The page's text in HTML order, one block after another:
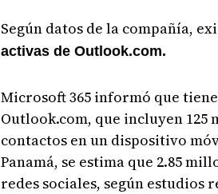
Según datos de la compañía,
activas de Outlook.com.
Microsoft 365 informó que
Outlook.com, que incluyen 125
contactos en un dispositivo
Panamá, se estima que 2.85
redes sociales, según estudios